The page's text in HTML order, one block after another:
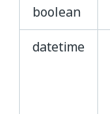
boolean
datetime